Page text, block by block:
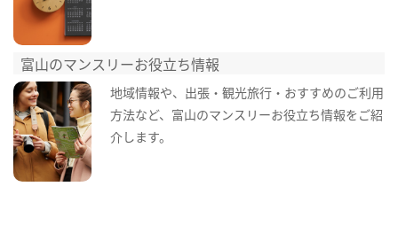
富山のマンスリーお役立ち情報
地域情報や、出張・観光旅行・おすすめのご利用
方法など、富山のマンスリーお役立ち情報をご紹
介します。